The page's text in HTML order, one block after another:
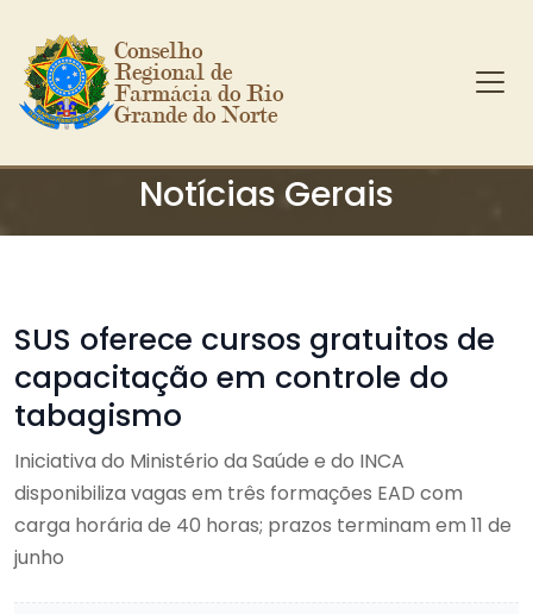
Ir para o conteúdo principal
Conselho
Regional de
Farmácia do Rio
Grande do Norte
Notícias Gerais
SUS oferece cursos gratuitos de
capacitação em controle do
tabagismo
Iniciativa do Ministério da Saúde e do INCA
disponibiliza vagas em três formações EAD com
carga horária de 40 horas; prazos terminam em 11 de
junho